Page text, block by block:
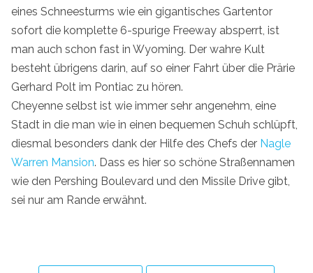
eines Schneesturms wie ein gigantisches Gartentor
sofort die komplette 6-spurige Freeway absperrt, ist
man auch schon fast in Wyoming. Der wahre Kult
besteht übrigens darin, auf so einer Fahrt über die Prärie
Gerhard Polt im Pontiac zu hören.
Cheyenne selbst ist wie immer sehr angenehm, eine
Stadt in die man wie in einen bequemen Schuh schlüpft,
diesmal besonders dank der Hilfe des Chefs der Nagle
Warren Mansion. Dass es hier so schöne Straßennamen
wie den Pershing Boulevard und den Missile Drive gibt,
sei nur am Rande erwähnt.